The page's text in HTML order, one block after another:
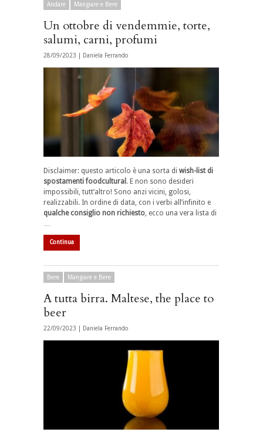
Andare Mangiare e Bere
Un ottobre di vendemmie, torte,
salumi, carni, profumi
28/09/2023 | Daniela Ferrando
Disclaimer: questo articolo è una sorta di wish-list di
spostamenti foodcultural . E non sono desideri
impossibili, tutt’altro! Sono anzi vicini, golosi,
realizzabili. In ordine di data, con i verbi all’infinito e
qualche consiglio non richiesto, ecco una vera lista di
…
Continua
Bere Mangiare e Bere
A tutta birra. Maltese, the place to
beer
22/09/2023 | Daniela Ferrando